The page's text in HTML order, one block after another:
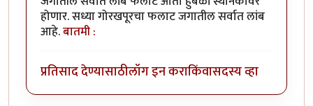
होणार. सध्या गोरखपूरचा फलाट जगातील सर्वात लांब
आहे.बातमी :
प्रतिसाद देण्यासाठीलॉग इन कराकिंवासदस्य व्हा